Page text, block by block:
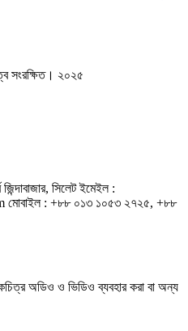
সংরক্ষিত। ২০২৫
সিলেট ইমেইল :
: +৮৮ ০১৩ ১০৫৩ ২৭২৫, +৮৮
অডিও ও ভিডিও ব্যবহার করা বা অন্য